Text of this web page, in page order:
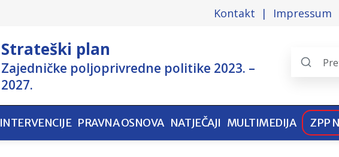
Kontakt Impressum
Strateški plan
Zajedničke poljoprivredne politike 2023. –
2027.
Search
pages
INTERVENCIJE PRAVNA OSNOVA NATJEČAJI MULTIMEDIJA ZPP